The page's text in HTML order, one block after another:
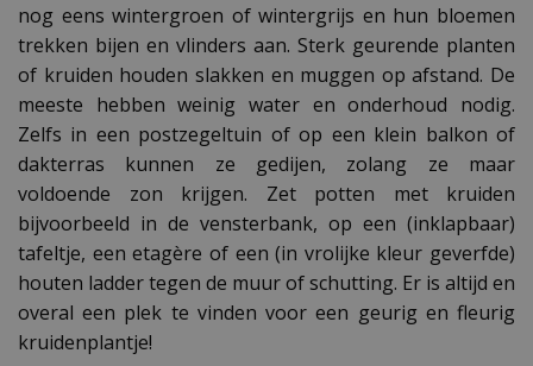
nog eens wintergroen of wintergrijs en hun bloemen
trekken bijen en vlinders aan. Sterk geurende planten
of kruiden houden slakken en muggen op afstand. De
meeste hebben weinig water en onderhoud nodig.
Zelfs in een postzegeltuin of op een klein balkon of
dakterras kunnen ze gedijen, zolang ze maar
voldoende zon krijgen. Zet potten met kruiden
bijvoorbeeld in de vensterbank, op een (inklapbaar)
tafeltje, een etagère of een (in vrolijke kleur geverfde)
houten ladder tegen de muur of schutting. Er is altijd en
overal een plek te vinden voor een geurig en fleurig
kruidenplantje!